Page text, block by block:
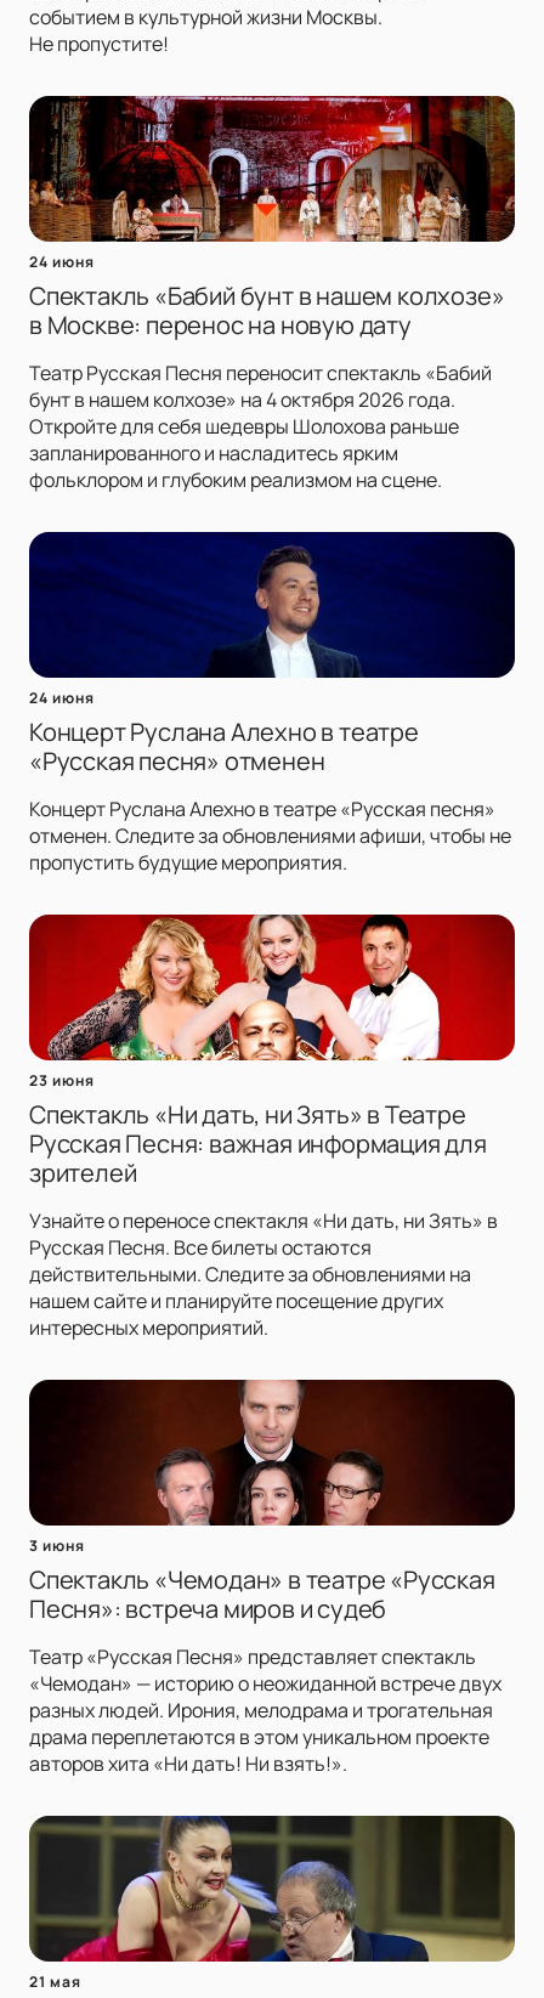
событием в культурной жизни Москвы.
Не пропустите!
24 июня
Спектакль «Бабий бунт в нашем колхозе»
в Москве: перенос на новую дату
Театр Русская Песня переносит спектакль «Бабий
бунт в нашем колхозе» на 4 октября 2026 года.
Откройте для себя шедевры Шолохова раньше
запланированного и насладитесь ярким
фольклором и глубоким реализмом на сцене.
24 июня
Концерт Руслана Алехно в театре
«Русская песня» отменен
Концерт Руслана Алехно в театре «Русская песня»
отменен. Следите за обновлениями афиши, чтобы не
пропустить будущие мероприятия.
23 июня
Спектакль «Ни дать, ни Зять» в Театре
Русская Песня: важная информация для
зрителей
Узнайте о переносе спектакля «Ни дать, ни Зять» в
Русская Песня. Все билеты остаются
действительными. Следите за обновлениями на
нашем сайте и планируйте посещение других
интересных мероприятий.
3 июня
Спектакль «Чемодан» в театре «Русская
Песня»: встреча миров и судеб
Театр «Русская Песня» представляет спектакль
«Чемодан» — историю о неожиданной встрече двух
разных людей. Ирония, мелодрама и трогательная
драма переплетаются в этом уникальном проекте
авторов хита «Ни дать! Ни взять!».
21 мая